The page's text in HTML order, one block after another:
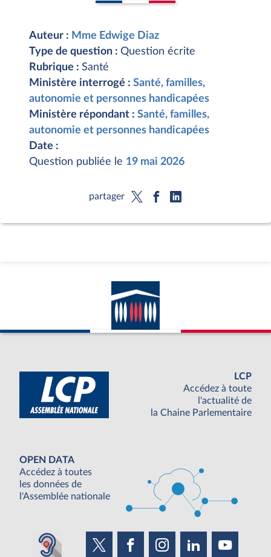
Auteur : Mme Edwige Diaz
Type de question : Question écrite
Rubrique : Santé
Ministère interrogé : Santé, familles,
autonomie et personnes handicapées
Ministère répondant : Santé, familles,
autonomie et personnes handicapées
Date :
Question publiée le 19 mai 2026
partager
LCP
Accédez à toute
l'actualité de
la Chaine Parlementaire
OPEN DATA
Accédez à toutes
les données de
l'Assemblée nationale